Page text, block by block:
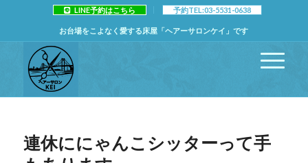
LINE予約はこちら 予約TEL:03-5531-0638
お台場をこよなく愛する床屋「ヘアーサロンケイ」です
連休ににゃんこシッターって手